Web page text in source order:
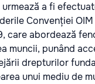
a fi
Convenției
care abordează
muncii, punând
drepturilor
unui mediu de